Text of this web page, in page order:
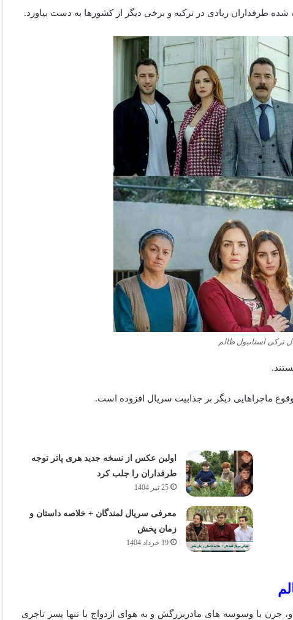
طرفداران زیادی در ترکیه و برخی دیگر از کشورها به دست بیاورد.
ترکی استانبول ظالم
ماجراهایی دیگر بر جذابیت سریال افزوده است.
اولین عکس از نسخه جدید هری پاتر توجه
طرفداران را جلب کرد
25 تیر 1404
معرفی سریال لمندگان + خلاصه داستان و
زمان پخش
19 خرداد 1404
جرن با وسوسه های مادربزرگش و به هوای ازدواج با تنها پسر تاجری